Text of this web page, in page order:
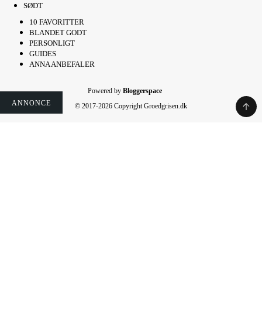
ANNONCE
ANNONCE
ANNONCE
ANNONCE
ANNONCE
ANNONCE
ANNONCE
SØDT
10 FAVORITTER
BLANDET GODT
PERSONLIGT
GUIDES
ANNA ANBEFALER
Powered by Bloggerspace
© 2017-2026 Copyright Groedgrisen.dk